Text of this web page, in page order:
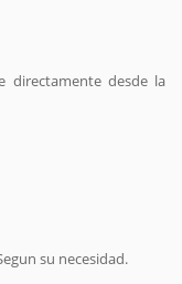
directamente desde la
su necesidad.